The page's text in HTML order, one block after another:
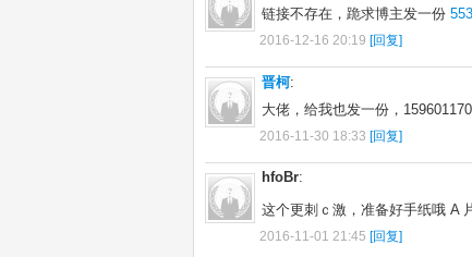
链接不存在，跪求博主发一份
2016-12-16 20:19 [回复]
晋柯:
大佬，给我也发一份，
2016-11-30 18:33 [回复]
hfoBr:
这个更刺ｃ激，准备好手纸哦 A
2016-11-01 21:45 [回复]